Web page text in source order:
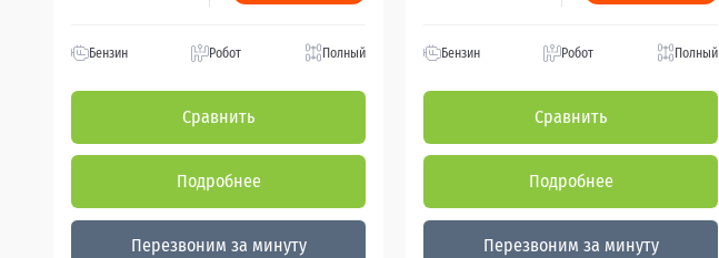
Бензин Робот Полный
Сравнить
Подробнее
Перезвоним за минуту
Бензин Робот Полный
Сравнить
Подробнее
Перезвоним за минуту